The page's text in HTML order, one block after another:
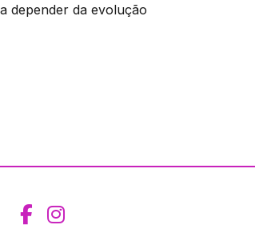
depender da evolução
Aceder ao Facebook
Aceder ao